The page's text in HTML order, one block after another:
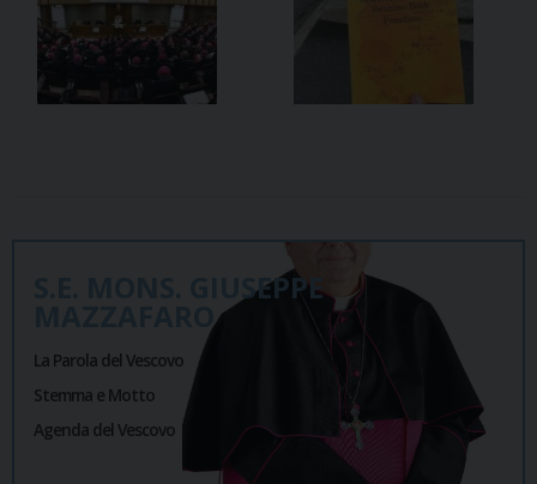
S.E. MONS. GIUSEPPE
MAZZAFARO
La Parola del Vescovo
Stemma e Motto
Agenda del Vescovo